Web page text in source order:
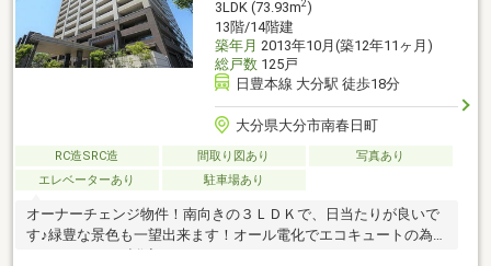
3LDK (73.93m2)
13階/14階建
築年月 2013年10月(築12年11ヶ月)
総戸数125戸
日豊本線 大分駅 徒歩18分
大分県大分市南春日町
RC造SRC造 間取り図あり
写真あり
エレベーターあり
駐車場あり
オーナーチェンジ物件！南向きの３ＬＤＫで、日当たりが良いで
す♪緑豊な景色も一望出来ます！オール電化でエコキュートの為、
日々のコストも削減できます！